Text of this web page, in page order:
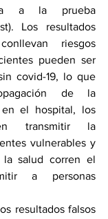
a la prueba
Los resultados
riesgos
pueden ser
covid-19, lo que
de la
el hospital, los
transmitir la
vulnerables y
la salud corren el
a personas
resultados falsos